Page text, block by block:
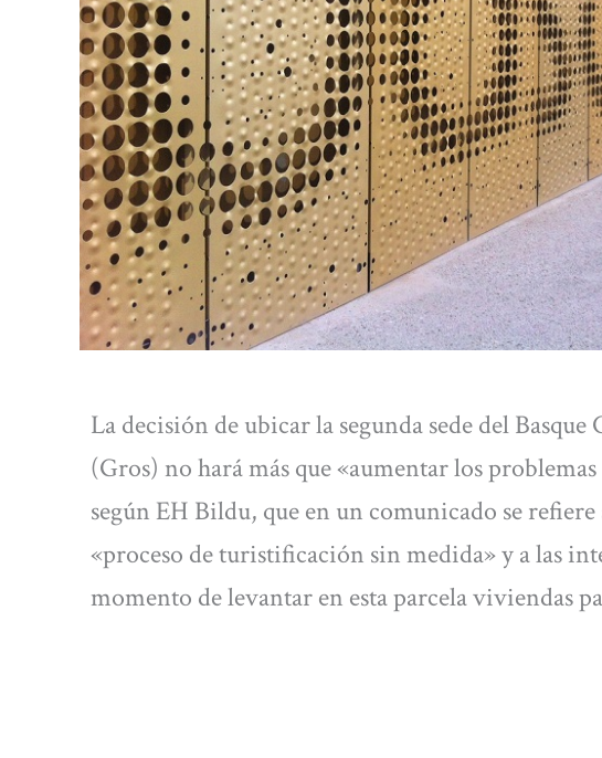
La decisión de ubicar la segunda sede del
(Gros) no hará más que «aumentar los
según EH Bildu, que en un comunicado se
«proceso de turistificación sin medida» y a las
momento de levantar en esta parcela viviendas